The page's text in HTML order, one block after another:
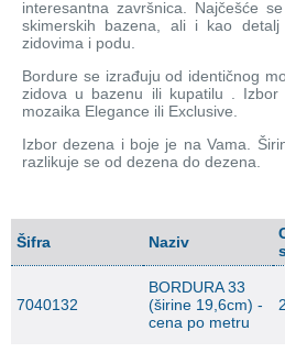
interesantna završnica. Najčešće
skimerskih bazena, ali i kao
zidovima i podu.
Bordure se izrađuju od identičnog
zidova u bazenu ili kupatilu .
mozaika Elegance ili Exclusive.
Izbor dezena i boje je na Vama.
razlikuje se od dezena do dezena.
Šifra Naziv
7040132
BORDURA 33
(širine 19,6cm) -
cena po metru